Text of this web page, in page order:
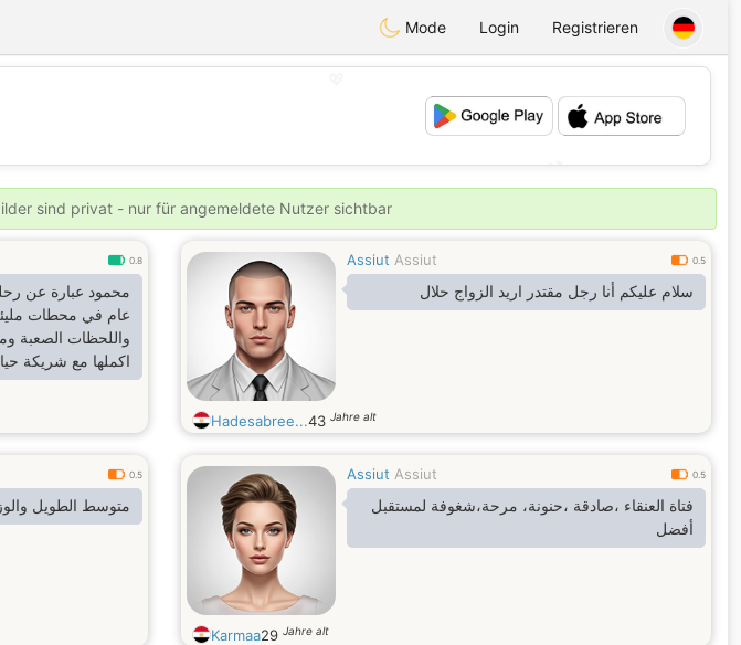
Mode Login Registrieren
💕
sind privat - nur für angemeldete Nutzer sichtbar
0.8
عام في محطات مليئة
واللحظات الصعبة
اكملها مع شريكة
Assiut Assiut 0.5
سلام عليكم أنا رجل مقتدر اريد الزواج حلال
Hadesabree...43 Jahre alt
0.5
متوسط الطويل
Assiut Assiut 0.5
فتاة العنقاء ،صادقة ،حنونة، مرحة،شغوفة لمستقبل
أفضل
Karmaa29 Jahre alt